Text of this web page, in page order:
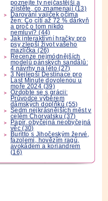
poznejte ty nejčastější a
zjistěte, co znamenají (13)
Darování vajíček očima
žen: Co cítí až 72 % dárkyň
a proč o tom nikdo
nemluví? (44)
Jak interaktivní hračky pro
psy zlepší život vašeho
mazlíčka (26)
Recenze nejmódnějších
modelů pánských sandálů:
4 návrhy na léto (27)
3 Nejlepší Destinace pro
Last Minute dovolenou u
moře 2024 (39)
Ozdobte se s grácii:
Průvodce výběrem
dámských doplňků (55)
Sedm nejkrásnějších měst v
celém Chorvatsku (37)
Papír, obyčejná neobyčejná
věc (30)
Buritto s Jihočeským žervé,
fazolemi, hovězím ragú,
avokádem a koriandrem
(16)